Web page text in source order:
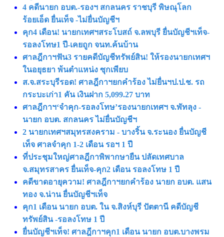
4 คดีนายก อบต.-รองฯ สกลนคร ราชบุรี พิษณุโลก
ร้อยเอ็ด ยื่นเท็จ -ไม่ยื่นบัญชีฯ
คุก4 เดือน! นายกเทศฯสระโบสถ์ จ.ลพบุรี ยื่นบัญชีฯเท็จ-
รอลงโทษ1 ปี-เคยถูก จนท.ค้นบ้าน
ศาลฎีกาฯฟัน3 รายคดีบัญชีทรัพย์สิน! ให้รองนายกเทศฯ
ในอยุธยา พ้นตำแหน่ง ซุกเพียบ
ส.จ.สระบุรีรอด! ศาลฎีกาฯยกคำร้อง ไม่ยื่นฯป.ป.ช. รถ
กระบะเก่า1 คัน เงินฝาก 5,099.27 บาท
ศาลฎีกาฯ‘จำคุก-รอลงโทษ’รองนายกเทศฯ จ.พัทลุง -
นายก อบต. สกลนคร ไม่ยื่นบัญชีฯ
2 นายกเทศฯสมุทรสงคราม - บางริ้น จ.ระนอง ยื่นบัญชี
เท็จ ศาลจำคุก 1-2 เดือน รอฯ 1 ปี
ที่ประชุมใหญ่ศาลฎีกาพิพากษายืน ปลัดเทศบาล
จ.สมุทรสาคร ยื่นเท็จ-คุก2 เดือน รอลงโทษ 1 ปี
คดีขาดอายุความ! ศาลฎีกาฯยกคำร้อง นายก อบต. แสน
ทอง จ.น่าน ยื่นบัญชีฯเท็จ
คุก1 เดือน นายก อบต. ใน จ.สิงห์บุรี ปัตตานี คดีบัญชี
ทรัพย์สิน -รอลงโทษ 1 ปี
ยื่นบัญชีฯเท็จ! ศาลฎีกาฯคุก1 เดือน นายก อบต.บางพรม